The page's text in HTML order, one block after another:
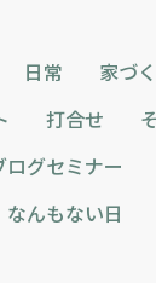
日常
家づ
打合せ
ログセミナー
なんもない日